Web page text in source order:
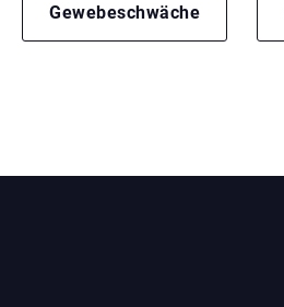
Gewebeschwäche